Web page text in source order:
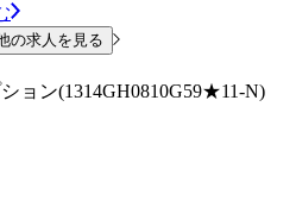
の求人を見る
ョン(1314GH0810G59★11-N)